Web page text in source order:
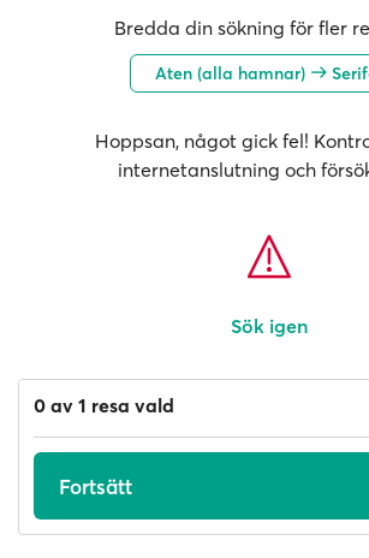
Bredda din sökning för fler
Aten (alla hamnar)
Hoppsan, något gick fel!
internetanslutning och
Sök igen
0 av 1 resa vald
Fortsätt